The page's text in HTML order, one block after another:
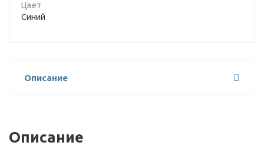
Цвет
Синий
Описание
Описание